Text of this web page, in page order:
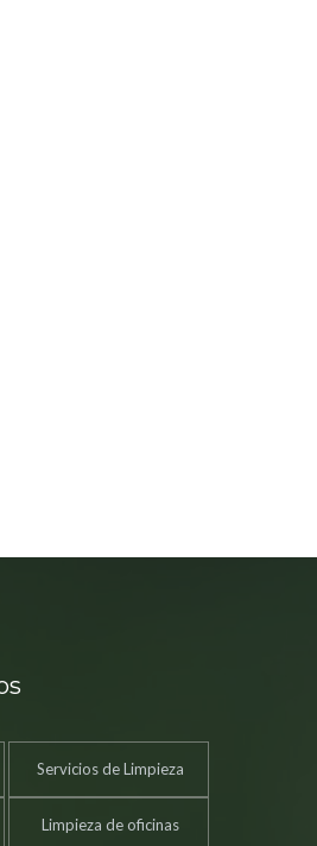
Servicios de Limpieza
Limpieza de oficinas